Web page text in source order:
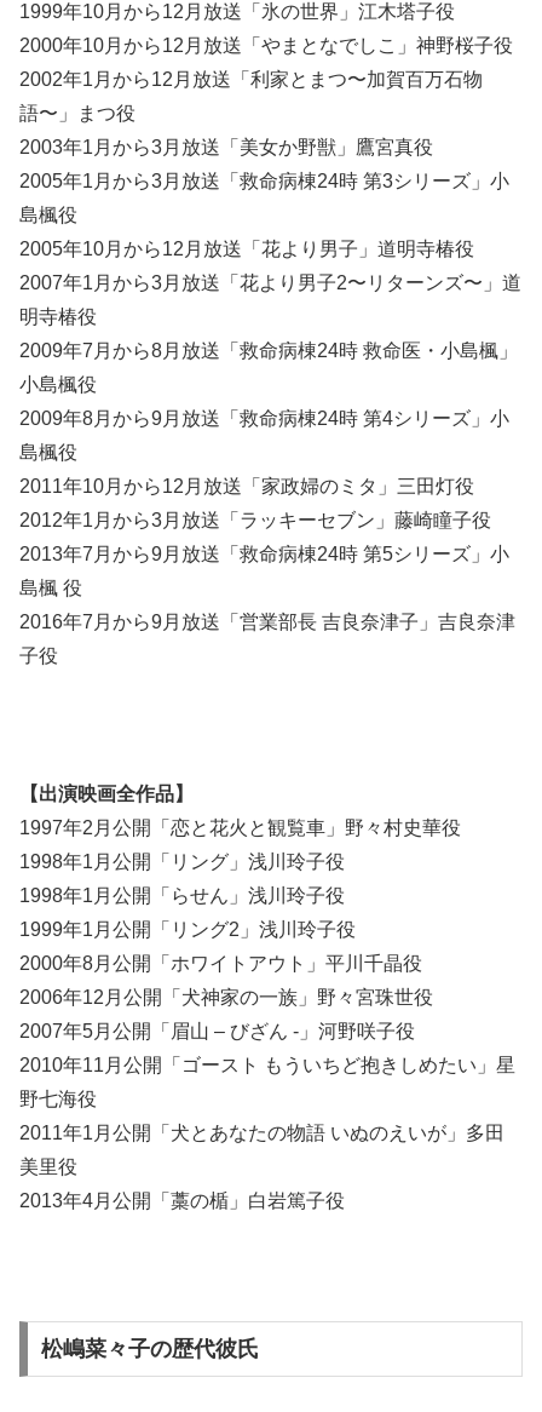
1999年10月から12月放送「氷の世界」江木塔子役
2000年10月から12月放送「やまとなでしこ」神野桜子役
2002年1月から12月放送「利家とまつ〜加賀百万石物
語〜」まつ役
2003年1月から3月放送「美女か野獣」鷹宮真役
2005年1月から3月放送「救命病棟24時 第3シリーズ」小
島楓役
2005年10月から12月放送「花より男子」道明寺椿役
2007年1月から3月放送「花より男子2〜リターンズ〜」道
明寺椿役
2009年7月から8月放送「救命病棟24時 救命医・小島楓」
小島楓役
2009年8月から9月放送「救命病棟24時 第4シリーズ」小
島楓役
2011年10月から12月放送「家政婦のミタ」三田灯役
2012年1月から3月放送「ラッキーセブン」藤崎瞳子役
2013年7月から9月放送「救命病棟24時 第5シリーズ」小
島楓 役
2016年7月から9月放送「営業部長 吉良奈津子」吉良奈津
子役
【出演映画全作品】
1997年2月公開「恋と花火と観覧車」野々村史華役
1998年1月公開「リング」浅川玲子役
1998年1月公開「らせん」浅川玲子役
1999年1月公開「リング2」浅川玲子役
2000年8月公開「ホワイトアウト」平川千晶役
2006年12月公開「犬神家の一族」野々宮珠世役
2007年5月公開「眉山 – びざん -」河野咲子役
2010年11月公開「ゴースト もういちど抱きしめたい」星
野七海役
2011年1月公開「犬とあなたの物語 いぬのえいが」多田
美里役
2013年4月公開「藁の楯」白岩篤子役
松嶋菜々子の歴代彼氏